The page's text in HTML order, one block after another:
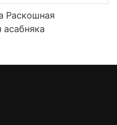
Раскошная
асабняка